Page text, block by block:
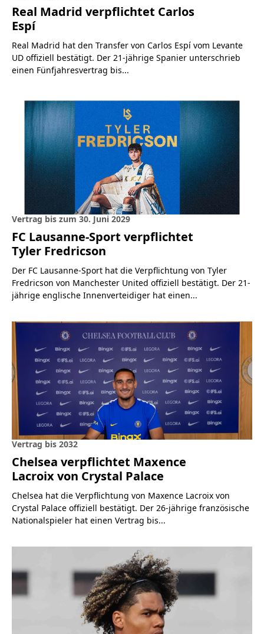
Real Madrid verpflichtet Carlos
Espí
Real Madrid hat den Transfer von Carlos Espí vom Levante
UD offiziell bestätigt. Der 21-jährige Spanier unterschrieb
einen Fünfjahresvertrag bis...
Vertrag bis zum 30. Juni 2029
FC Lausanne-Sport verpflichtet
Tyler Fredricson
Der FC Lausanne-Sport hat die Verpflichtung von Tyler
Fredricson von Manchester United offiziell bestätigt. Der 21-
jährige englische Innenverteidiger hat einen...
Vertrag bis 2032
Chelsea verpflichtet Maxence
Lacroix von Crystal Palace
Chelsea hat die Verpflichtung von Maxence Lacroix von
Crystal Palace offiziell bestätigt. Der 26-jährige französische
Nationalspieler hat einen Vertrag bis...